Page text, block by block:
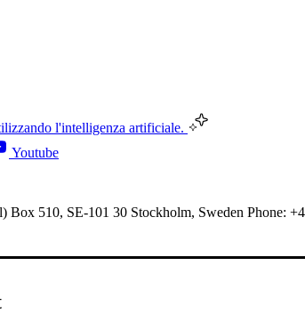
l'intelligenza artificiale.
Youtube
510, SE-101 30 Stockholm, Sweden Phone: